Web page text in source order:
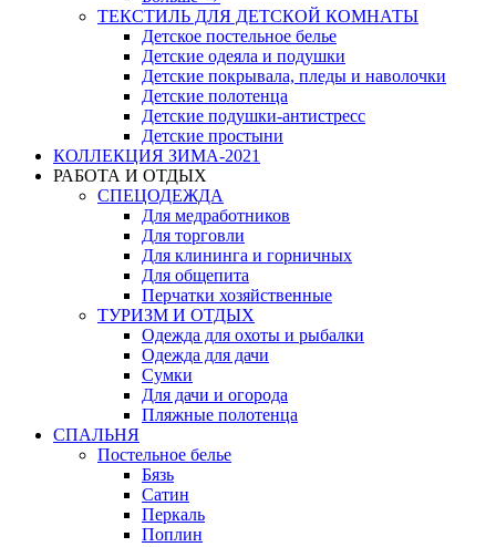
ТЕКСТИЛЬ ДЛЯ ДЕТСКОЙ КОМНАТЫ
Детское постельное белье
Детские одеяла и подушки
Детские покрывала, пледы и наволочки
Детские полотенца
Детские подушки-антистресс
Детские простыни
КОЛЛЕКЦИЯ ЗИМА-2021
РАБОТА И ОТДЫХ
СПЕЦОДЕЖДА
Для медработников
Для торговли
Для клининга и горничных
Для общепита
Перчатки хозяйственные
ТУРИЗМ И ОТДЫХ
Одежда для охоты и рыбалки
Одежда для дачи
Сумки
Для дачи и огорода
Пляжные полотенца
СПАЛЬНЯ
Постельное белье
Бязь
Сатин
Перкаль
Поплин